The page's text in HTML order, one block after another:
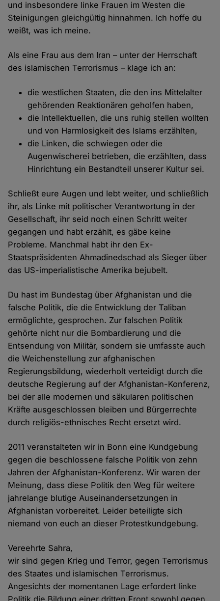
und insbesondere linke Frauen im Westen die
Steinigungen gleichgültig hinnahmen. Ich hoffe du
weißt, was ich meine.
Als eine Frau aus dem Iran – unter der Herrschaft
des islamischen Terrorismus – klage ich an:
die westlichen Staaten, die den ins Mittelalter
gehörenden Reaktionären geholfen haben,
die Intellektuellen, die uns ruhig stellen wollten
und von Harmlosigkeit des Islams erzählten,
die Linken, die schwiegen oder die
Augenwischerei betrieben, die erzählten, dass
Hinrichtung ein Bestandteil unserer Kultur sei.
Schließt eure Augen und lebt weiter, und schließlich
ihr, als Linke mit politischer Verantwortung in der
Gesellschaft, ihr seid noch einen Schritt weiter
gegangen und habt erzählt, es gäbe keine
Probleme. Manchmal habt ihr den Ex-
Staatspräsidenten Ahmadinedschad als Sieger über
das US-imperialistische Amerika bejubelt.
Du hast im Bundestag über Afghanistan und die
falsche Politik, die die Entwicklung der Taliban
ermöglichte, gesprochen. Zur falschen Politik
gehörte nicht nur die Bombardierung und die
Entsendung von Militär, sondern sie umfasste auch
die Weichenstellung zur afghanischen
Regierungsbildung, wiederholt verteidigt durch die
deutsche Regierung auf der Afghanistan-Konferenz,
bei der alle modernen und säkularen politischen
Kräfte ausgeschlossen bleiben und Bürgerrechte
durch religiös-ethnisches Recht ersetzt wird.
2011 veranstalteten wir in Bonn eine Kundgebung
gegen die beschlossene falsche Politik von zehn
Jahren der Afghanistan-Konferenz. Wir waren der
Meinung, dass diese Politik den Weg für weitere
jahrelange blutige Auseinandersetzungen in
Afghanistan vorbereitet. Leider beteiligte sich
niemand von euch an dieser Protestkundgebung.
Vereehrte Sahra,
wir sind gegen Krieg und Terror, gegen Terrorismus
des Staates und islamischen Terrorismus.
Angesichts der momentanen Lage erfordert linke